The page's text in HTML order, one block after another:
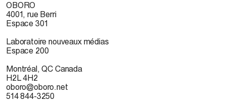
OBORO
4001, rue Berri
Espace 301
Laboratoire nouveaux médias
Espace 200
Montréal, QC Canada
H2L 4H2
oboro@oboro.net
514 844-3250